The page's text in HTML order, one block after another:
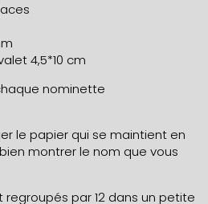
4,5*10 cm
nominette
le papier qui se maintient en
montrer le nom que vous
par 12 dans un petite